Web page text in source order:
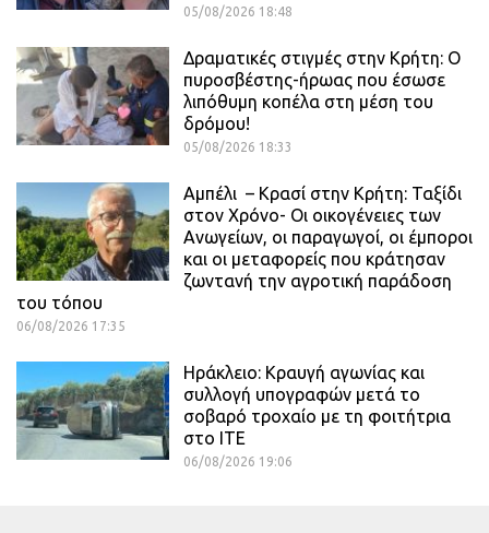
05/08/2026 18:48
Δραματικές στιγμές στην Κρήτη: Ο
πυροσβέστης-ήρωας που έσωσε
λιπόθυμη κοπέλα στη μέση του
δρόμου!
05/08/2026 18:33
Αμπέλι – Κρασί στην Κρήτη: Ταξίδι
στον Χρόνο- Οι οικογένειες των
Ανωγείων, οι παραγωγοί, οι έμποροι
και οι μεταφορείς που κράτησαν
ζωντανή την αγροτική παράδοση
του τόπου
06/08/2026 17:35
Ηράκλειο: Κραυγή αγωνίας και
συλλογή υπογραφών μετά το
σοβαρό τροχαίο με τη φοιτήτρια
στο ΙΤΕ
06/08/2026 19:06